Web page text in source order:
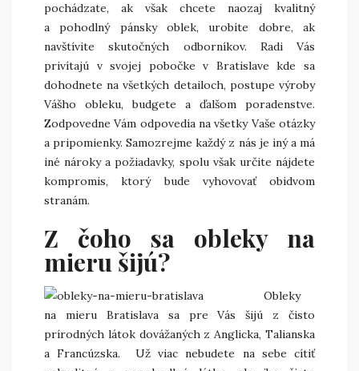
pochádzate, ak však chcete naozaj kvalitný
a pohodlný pánsky oblek, urobíte dobre, ak
navštívite skutočných odborníkov. Radi Vás
privítajú v svojej pobočke v Bratislave kde sa
dohodnete na všetkých detailoch, postupe výroby
Vášho obleku, budgete a ďalšom poradenstve.
Zodpovedne Vám odpovedia na všetky Vaše otázky
a pripomienky. Samozrejme každý z nás je iný a má
iné nároky a požiadavky, spolu však určite nájdete
kompromis, ktorý bude vyhovovať obidvom
stranám.
Z čoho sa obleky na
mieru šijú?
Obleky
na mieru Bratislava sa pre Vás šijú z čisto
prírodných látok dovážaných z Anglicka, Talianska
a Francúzska. Už viac nebudete na sebe cítiť